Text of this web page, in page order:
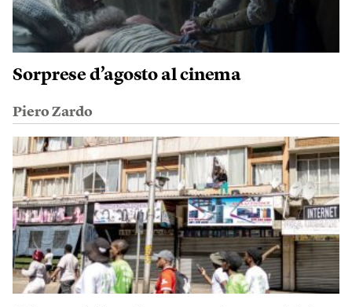
Sorprese d’agosto al cinema
Piero Zardo